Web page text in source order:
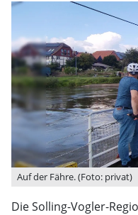
Auf der Fähre. (Foto: privat)
Die Solling-Vogler-